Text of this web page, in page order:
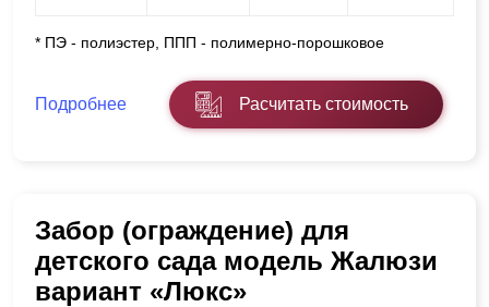
* ПЭ - полиэстер, ППП - полимерно-порошковое
Подробнее Расчитать стоимость
Забор (ограждение) для
детского сада модель Жалюзи
вариант «Люкс»